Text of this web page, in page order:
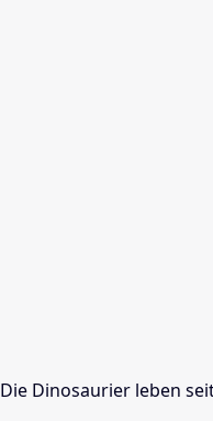
Die Dinosaurier leben